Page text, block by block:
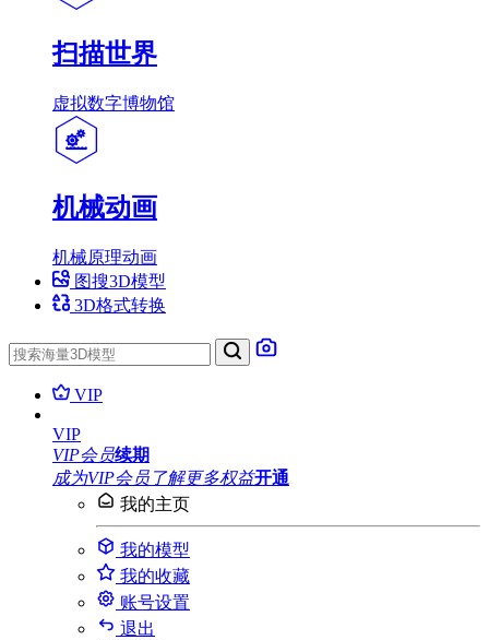
扫描世界
虚拟数字博物馆
机械动画
机械原理动画
图搜3D模型
3D格式转换
VIP
VIP
VIP会员续期
成为VIP会员 了解更多权益开通
我的主页
我的模型
我的收藏
账号设置
退出